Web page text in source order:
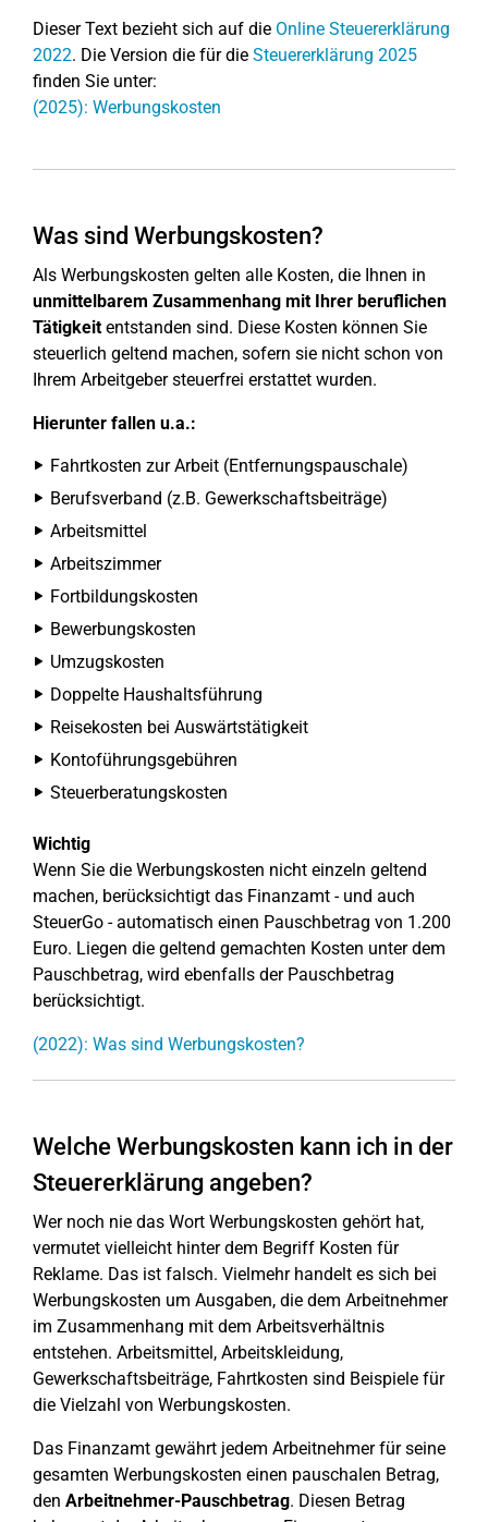
Dieser Text bezieht sich auf die Online Steuererklärung
2022. Die Version die für die Steuererklärung 2025
finden Sie unter:
(2025): Werbungskosten
Was sind Werbungskosten?
Als Werbungskosten gelten alle Kosten, die Ihnen in
unmittelbarem Zusammenhang mit Ihrer beruflichen
Tätigkeitentstanden sind. Diese Kosten können Sie
steuerlich geltend machen, sofern sie nicht schon von
Ihrem Arbeitgeber steuerfrei erstattet wurden.
Hierunter fallen u.a.:
Fahrtkosten zur Arbeit (Entfernungspauschale)
Berufsverband (z.B. Gewerkschaftsbeiträge)
Arbeitsmittel
Arbeitszimmer
Fortbildungskosten
Bewerbungskosten
Umzugskosten
Doppelte Haushaltsführung
Reisekosten bei Auswärtstätigkeit
Kontoführungsgebühren
Steuerberatungskosten
Wichtig
Wenn Sie die Werbungskosten nicht einzeln geltend
machen, berücksichtigt das Finanzamt - und auch
SteuerGo - automatisch einen Pauschbetrag von 1.200
Euro. Liegen die geltend gemachten Kosten unter dem
Pauschbetrag, wird ebenfalls der Pauschbetrag
berücksichtigt.
(2022): Was sind Werbungskosten?
Welche Werbungskosten kann ich in der
Steuererklärung angeben?
Wer noch nie das Wort Werbungskosten gehört hat,
vermutet vielleicht hinter dem Begriff Kosten für
Reklame. Das ist falsch. Vielmehr handelt es sich bei
Werbungskosten um Ausgaben, die dem Arbeitnehmer
im Zusammenhang mit dem Arbeitsverhältnis
entstehen. Arbeitsmittel, Arbeitskleidung,
Gewerkschaftsbeiträge, Fahrtkosten sind Beispiele für
die Vielzahl von Werbungskosten.
Das Finanzamt gewährt jedem Arbeitnehmer für seine
gesamten Werbungskosten einen pauschalen Betrag,
den Arbeitnehmer-Pauschbetrag. Diesen Betrag